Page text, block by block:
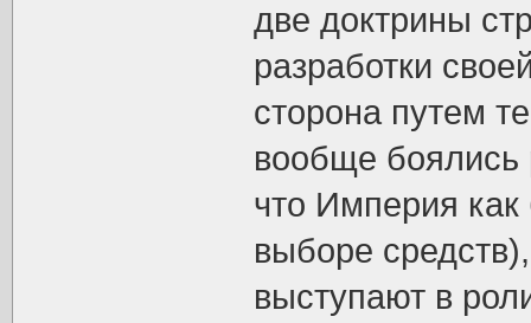
две доктрины
разработки
сторона путем
вообще боялись
что Империя как
выборе
выступают в